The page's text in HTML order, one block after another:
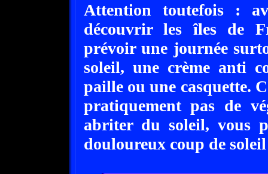
Attention toutefois :
découvrir les îles de
prévoir une journée
soleil, une crème anti
paille ou une casquette.
pratiquement pas de
abriter du soleil, vous
douloureux coup de